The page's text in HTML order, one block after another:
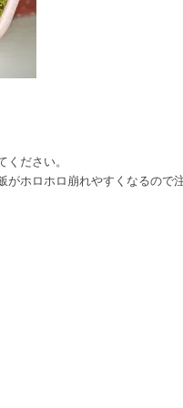
ください。
がホロホロ崩れやすくなるので